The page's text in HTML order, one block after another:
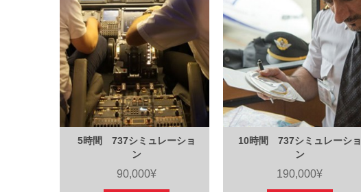
5時間 737シミュレーショ
ン
90,000¥
10時間 737シミュレーショ
ン
190,000¥